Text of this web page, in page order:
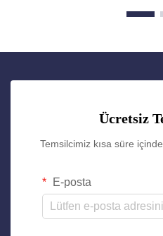
Ücretsiz
Temsilcimiz kısa süre
E-posta